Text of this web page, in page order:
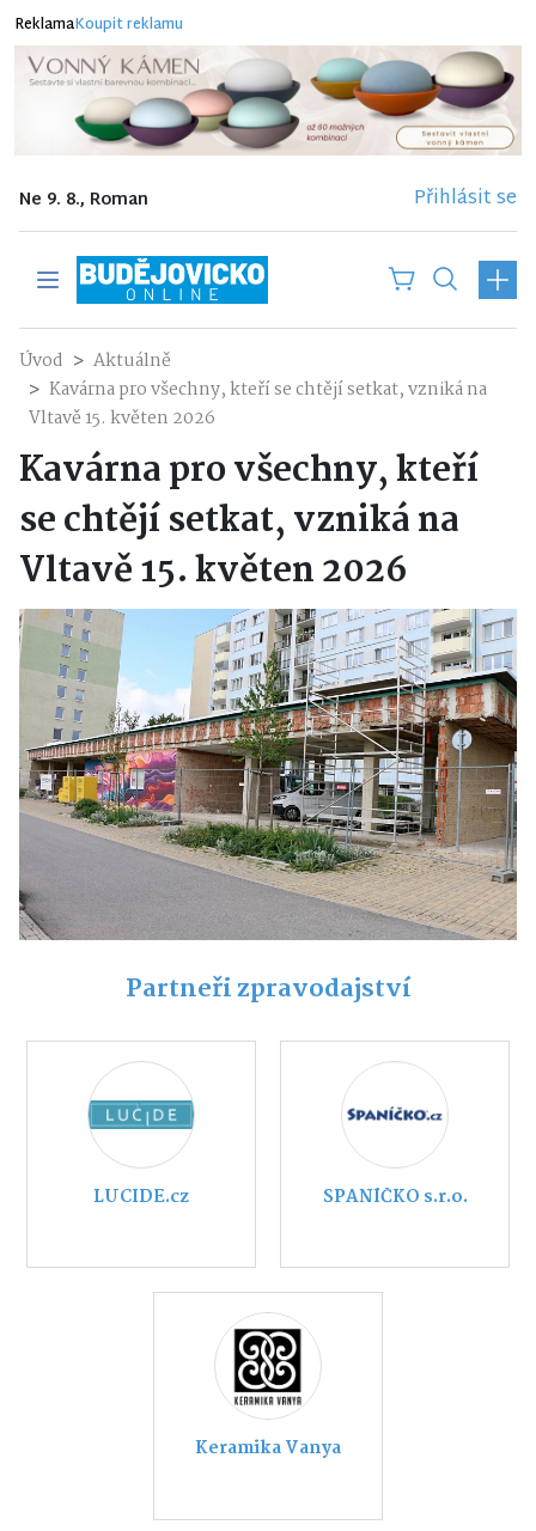
ReklamaKoupit reklamu
Ne 9. 8., Roman Přihlásit se
Úvod
Aktuálně
Kavárna pro všechny, kteří se chtějí setkat, vzniká na
Vltavě 15. květen 2026
Kavárna pro všechny, kteří
se chtějí setkat, vzniká na
Vltavě 15. květen 2026
Partneři zpravodajství
LUCIDE.cz SPANÍČKO s.r.o.
Keramika Vanya